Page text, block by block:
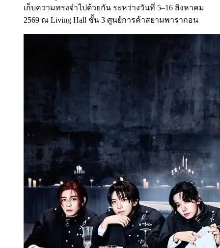
เก็บความทรงจำไปด้วยกัน ระหว่างวันที่ 5–16 สิงหาคม
2569 ณ Living Hall ชั้น 3 ศูนย์การค้าสยามพารากอน